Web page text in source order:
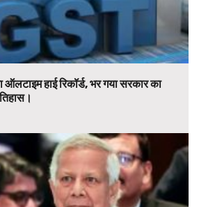
हाई रिकॉर्ड, भर गया सरकार का